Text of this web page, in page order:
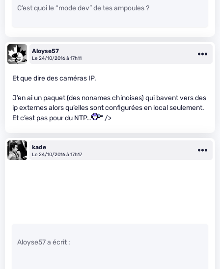
C’est quoi le “mode dev” de tes ampoules ?
Aloyse57
Le 24/10/2016 à 17h11
Et que dire des caméras IP.
J’en ai un paquet (des nonames chinoises) qui bavent vers des
ip externes alors qu’elles sont configurées en local seulement.
Et c’est pas pour du NTP…
" />
kade
Le 24/10/2016 à 17h17
Aloyse57 a écrit :